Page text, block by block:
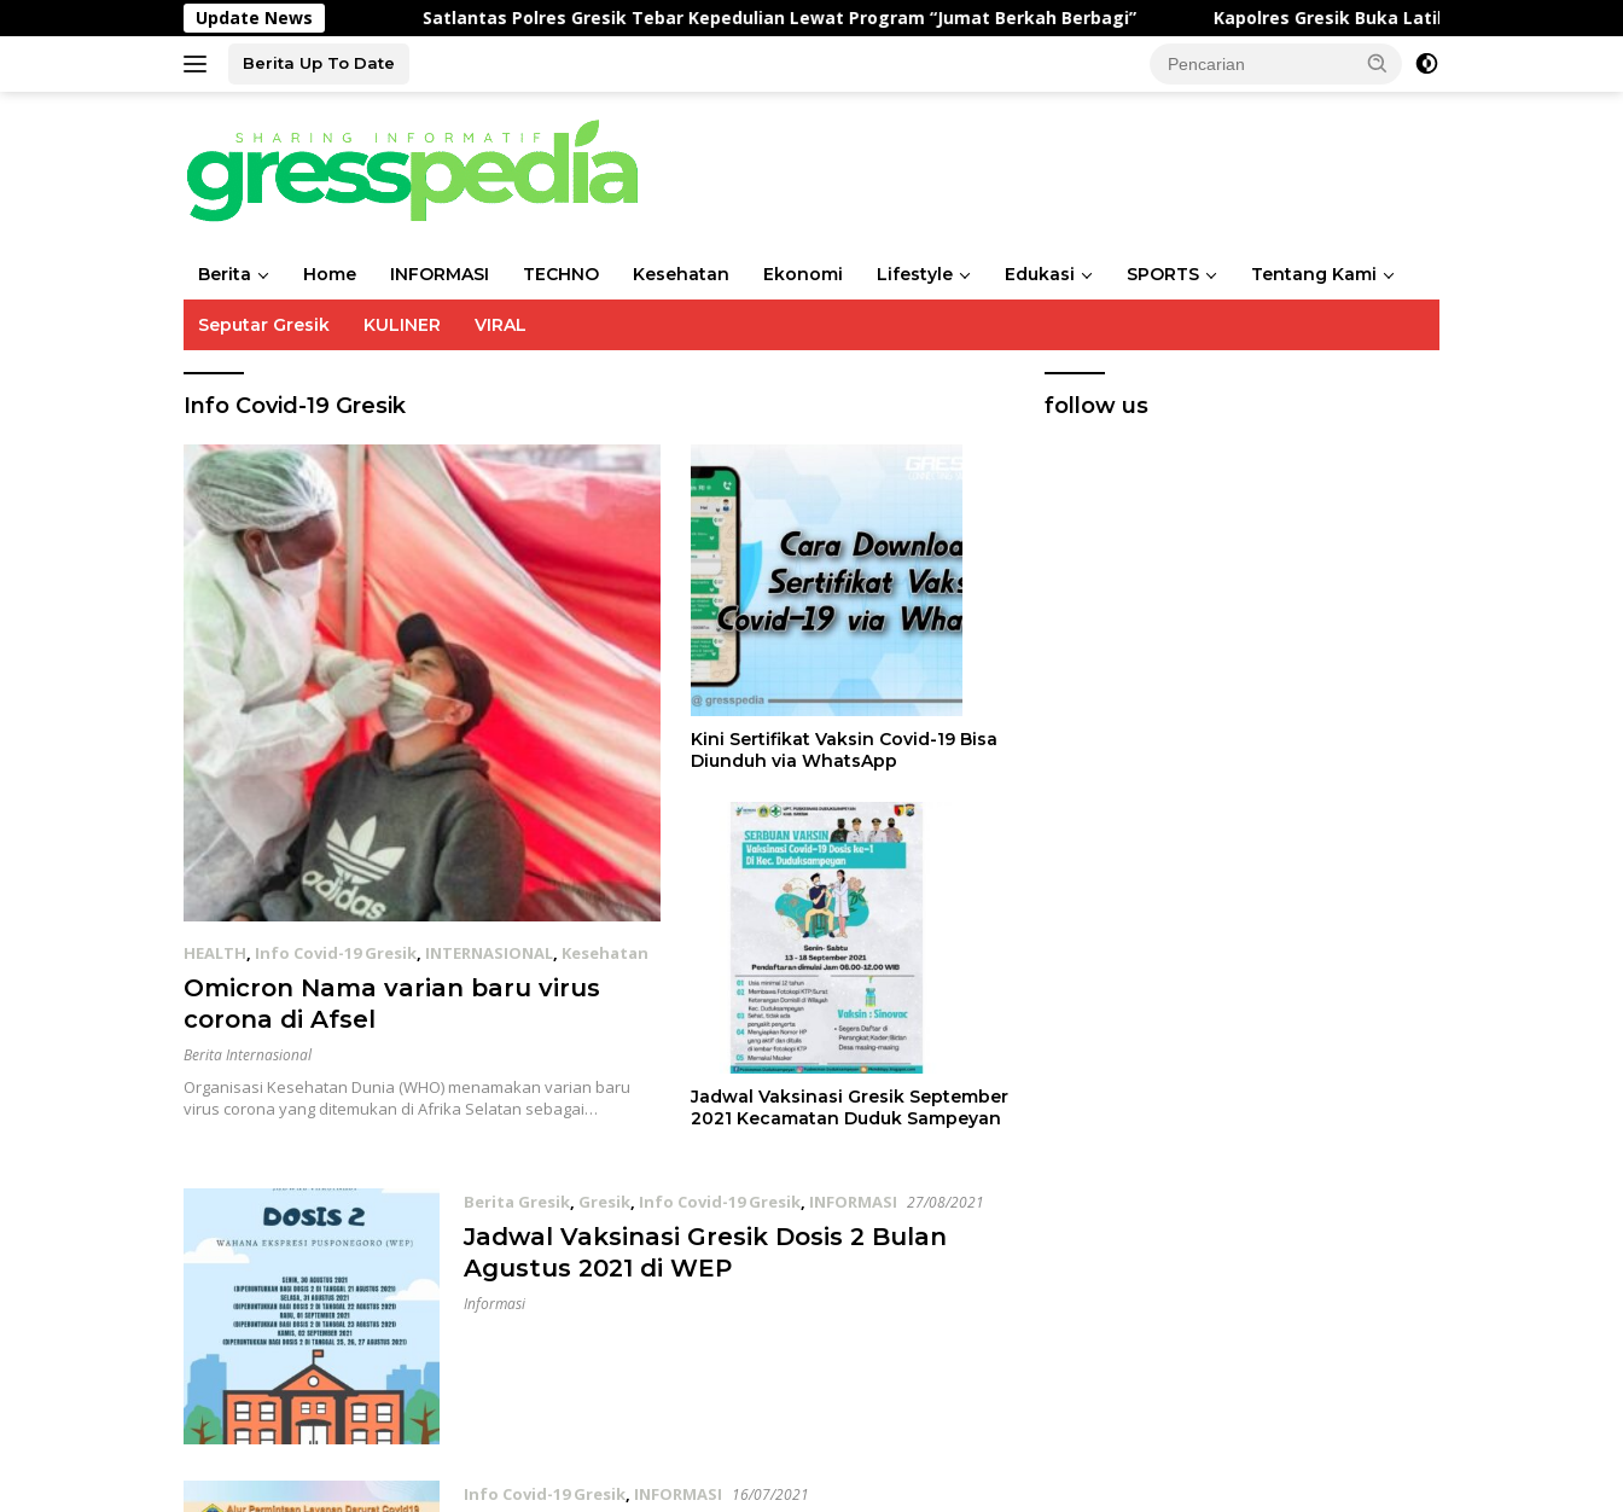
ke
Update NewsSatlantas Polres Gresik Tebar Kepedulian Lewat Program “Jumat Berkah Berbagi” Kapolres Gresik Buka Latihan Gabungan Saka
Berita Up To Date
Berita Home INFORMASI TECHNO Kesehatan Ekonomi Lifestyle Edukasi SPORTS Tentang Kami
Seputar Gresik KULINER VIRAL
Info Covid-19 Gresik
HEALTH, Info Covid-19 Gresik, INTERNASIONAL, Kesehatan
29/11/2021
Omicron Nama varian baru virus
corona di Afsel
Berita Internasional
Organisasi Kesehatan Dunia (WHO) menamakan varian baru
virus corona yang ditemukan di Afrika Selatan sebagai…
Kini Sertifikat Vaksin Covid-19 Bisa
Diunduh via WhatsApp
Jadwal Vaksinasi Gresik September
2021 Kecamatan Duduk Sampeyan
Berita Gresik, Gresik, Info Covid-19 Gresik, INFORMASI 27/08/2021
Jadwal Vaksinasi Gresik Dosis 2 Bulan
Agustus 2021 di WEP
Informasi
Info Covid-19 Gresik, INFORMASI 16/07/2021
follow us